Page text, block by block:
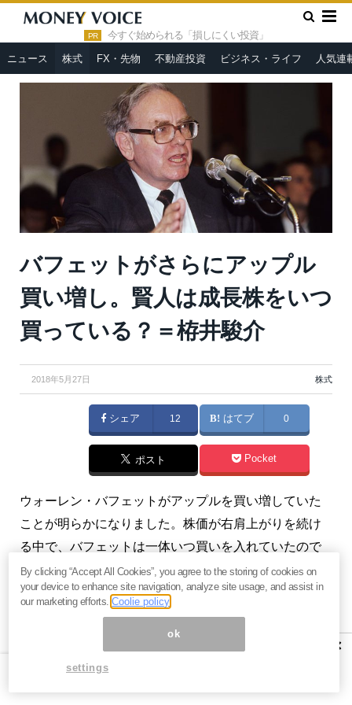
PR 今すぐ始められる「損しにくい投資」
ニュース 株式 FX・先物 不動産投資 ビジネス・ライフ 人気連
HOME » 株式 »
バフェットがさらにアップル買い増し。賢人は
成長株をいつ買っている？＝栫井駿介
バフェットがさらにアップル
買い増し。賢人は成長株をいつ
買っている？＝栫井駿介
2018年5月27日 株式
シェア 12 はてブ 0
ポスト Pocket
ウォーレン・バフェットがアップルを買い増していた
ことが明らかになりました。株価が右肩上がりを続け
る中で、バフェットは一体いつ買いを入れていたので
しょうか。（『バリュー株投資家の見方|つばめ投資顧
問』栫井駿介）
プロフィール:栫井駿介（かこいしゅんすけ）
株式投資アドバイザー、証券アナリスト。1986年、鹿
児島県生まれ。県立鶴丸高校、東京大学経済学部卒
業。大手証券会社にて投資銀行業務に従事した後、
×
By clicking “Accept All Cookies”, you agree to the storing of cookies on
your device to enhance site navigation, analyze site usage, and assist in
our marketing efforts.Coolie policy
ok
settings